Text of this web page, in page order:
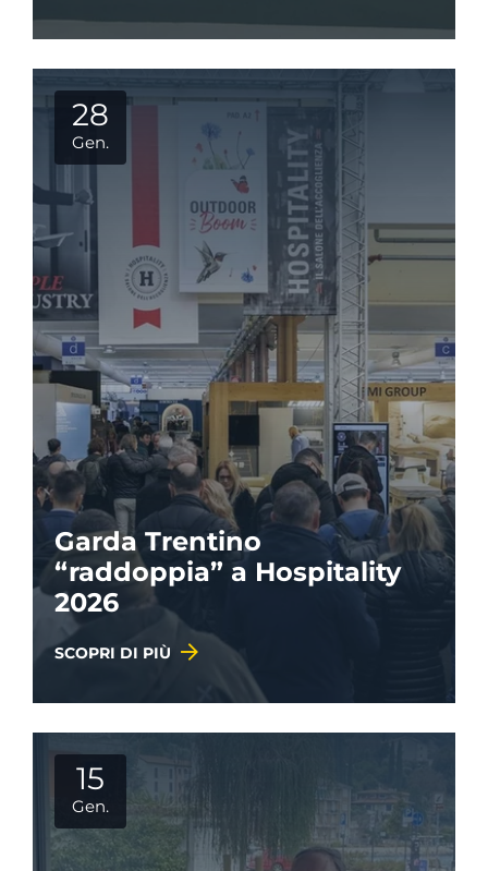
28
Gen.
Garda Trentino
“raddoppia” a Hospitality
2026
SCOPRI DI PIÙ
15
Gen.